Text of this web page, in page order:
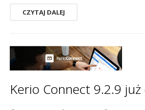
CZYTAJ DALEJ
Kerio Connect 9.2.9